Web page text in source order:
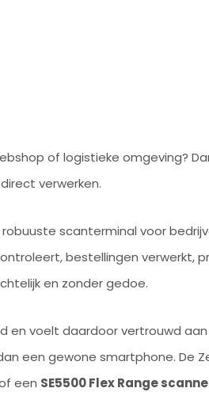
of logistieke omgeving?
verwerken.
scanterminal voor
bestellingen verwerkt,
en zonder gedoe.
en voelt daardoor vertrouwd aan
een gewone smartphone. De
een SE5500 Flex Range